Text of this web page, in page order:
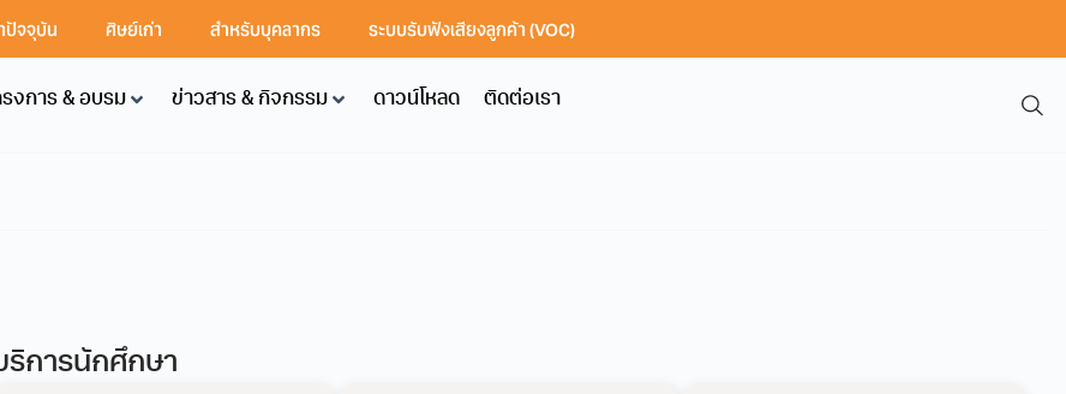
ปัจจุบัน ศิษย์เก่า สำหรับบุคลากร ระบบรับฟังเสียงลูกค้า (VOC)
รงการ & อบรม ข่าวสาร & กิจกรรม ดาวน์โหลด ติดต่อเรา
ริการนักศึกษา